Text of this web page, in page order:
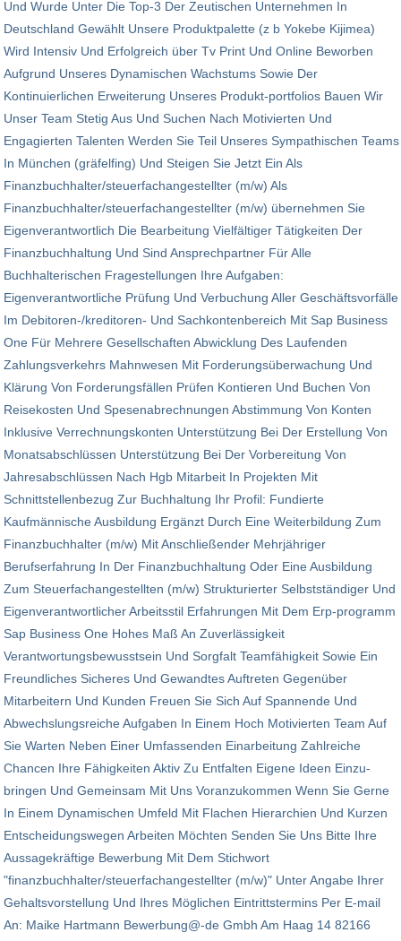
Und Wurde Unter Die Top-3 Der Zeutischen Unternehmen In
Deutschland Gewählt Unsere Produktpalette (z b Yokebe Kijimea)
Wird Intensiv Und Erfolgreich über Tv Print Und Online Beworben
Aufgrund Unseres Dynamischen Wachstums Sowie Der
Kontinuierlichen Erweiterung Unseres Produkt-portfolios Bauen Wir
Unser Team Stetig Aus Und Suchen Nach Motivierten Und
Engagierten Talenten Werden Sie Teil Unseres Sympathischen Teams
In München (gräfelfing) Und Steigen Sie Jetzt Ein Als
Finanzbuchhalter/steuerfachangestellter (m/w) Als
Finanzbuchhalter/steuerfachangestellter (m/w) übernehmen Sie
Eigenverantwortlich Die Bearbeitung Vielfältiger Tätigkeiten Der
Finanzbuchhaltung Und Sind Ansprechpartner Für Alle
Buchhalterischen Fragestellungen Ihre Aufgaben:
Eigenverantwortliche Prüfung Und Verbuchung Aller Geschäftsvorfälle
Im Debitoren-/kreditoren- Und Sach­konten­bereich Mit Sap Business
One Für Mehrere Gesellschaften Abwicklung Des Laufenden
Zahlungsverkehrs Mahnwesen Mit Forderungsüberwachung Und
Klärung Von Forderungsfällen Prüfen Kontieren Und Buchen Von
Reisekosten Und Spesenabrechnungen Abstimmung Von Konten
Inklusive Verrechnungskonten Unterstützung Bei Der Erstellung Von
Monatsabschlüssen Unterstützung Bei Der Vorbereitung Von
Jahresabschlüssen Nach Hgb Mitarbeit In Projekten Mit
Schnittstellenbezug Zur Buchhaltung Ihr Profil: Fundierte
Kaufmännische Ausbildung Ergänzt Durch Eine Weiterbildung Zum
Finanzbuchhalter (m/w) Mit An­schließender Mehrjähriger
Berufserfahrung In Der Finanzbuchhaltung Oder Eine Ausbildung
Zum Steuer­fach­an­ge­stellten (m/w) Strukturierter Selbstständiger Und
Eigenverantwortlicher Arbeitsstil Erfahrungen Mit Dem Erp-programm
Sap Business One Hohes Maß An Zuverlässigkeit
Verantwortungsbewusstsein Und Sorgfalt Teamfähigkeit Sowie Ein
Freundliches Sicheres Und Gewandtes Auftreten Gegenüber
Mitarbeitern Und Kunden Freuen Sie Sich Auf Spannende Und
Abwechslungsreiche Aufgaben In Einem Hoch Motivierten Team Auf
Sie Warten Neben Einer Umfassenden Einarbeitung Zahlreiche
Chancen Ihre Fähigkeiten Aktiv Zu Entfalten Eigene Ideen Ein­zu­
bringen Und Gemeinsam Mit Uns Voranzukommen Wenn Sie Gerne
In Einem Dynamischen Umfeld Mit Flachen Hierarchien Und Kurzen
Entscheidungswegen Arbeiten Möchten Senden Sie Uns Bitte Ihre
Aussagekräftige Bewerbung Mit Dem Stichwort
"finanzbuchhalter/steuer­fach­angestellter (m/w)" Unter Angabe Ihrer
Gehaltsvorstellung Und Ihres Möglichen Eintrittstermins Per E-mail
An: Maike Hartmann Bewerbung@-de Gmbh Am Haag 14 82166